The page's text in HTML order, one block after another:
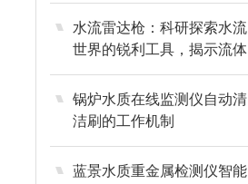
水流雷达枪：科研探索水流
世界的锐利工具，揭示流体
奥秘
锅炉水质在线监测仪自动清
洁刷的工作机制
蓝景水质重金属检测仪智能